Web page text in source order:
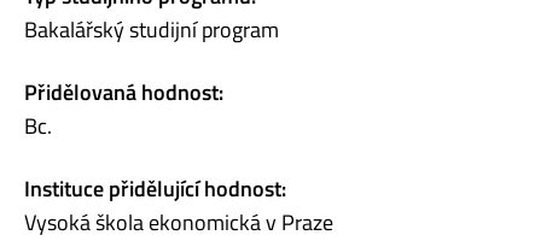
Bakalářský studijní program
Přidělovaná hodnost:
Bc.
Instituce přidělující hodnost:
Vysoká škola ekonomická v Praze